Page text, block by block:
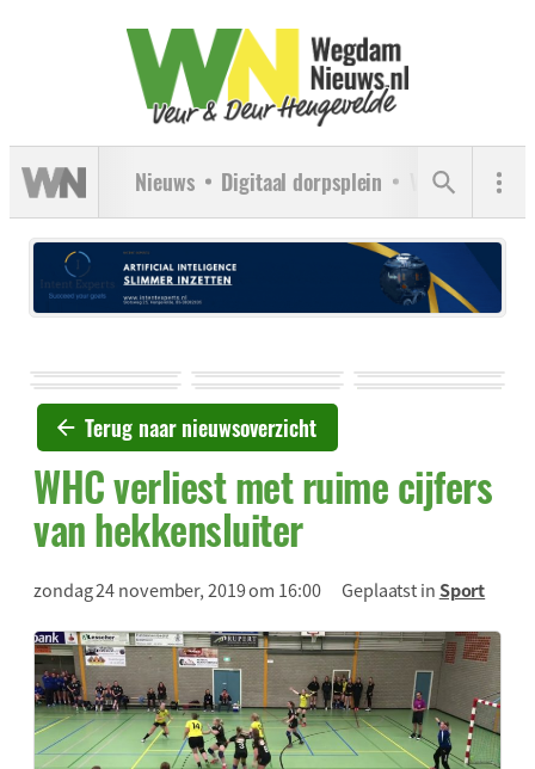
Nieuws Digitaal dorpsplein Verenigingen
Terug naar nieuwsoverzicht
WHC verliest met ruime cijfers
van hekkensluiter
zondag 24 november, 2019 om 16:00 Geplaatst inSport